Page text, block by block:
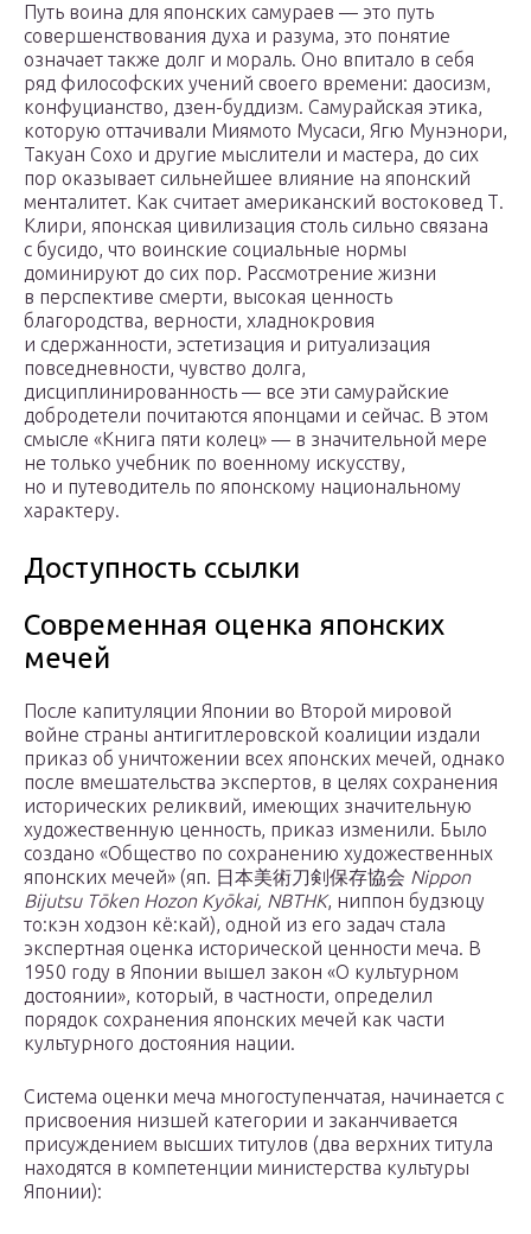
Путь воина для японских самураев — это путь
совершенствования духа и разума, это понятие
означает также долг и мораль. Оно впитало в себя
ряд философских учений своего времени: даосизм,
конфуцианство, дзен-буддизм. Самурайская этика,
которую оттачивали Миямото Мусаси, Ягю Мунэнори,
Такуан Сохо и другие мыслители и мастера, до сих
пор оказывает сильнейшее влияние на японский
менталитет. Как считает американский востоковед Т.
Клири, японская цивилизация столь сильно связана
с бусидо, что воинские социальные нормы
доминируют до сих пор. Рассмотрение жизни
в перспективе смерти, высокая ценность
благородства, верности, хладнокровия
и сдержанности, эстетизация и ритуализация
повседневности, чувство долга,
дисциплинированность — все эти самурайские
добродетели почитаются японцами и сейчас. В этом
смысле «Книга пяти колец» — в значительной мере
не только учебник по военному искусству,
но и путеводитель по японскому национальному
характеру.
Доступность ссылки
Современная оценка японских
мечей
После капитуляции Японии во Второй мировой
войне страны антигитлеровской коалиции издали
приказ об уничтожении всех японских мечей, однако
после вмешательства экспертов, в целях сохранения
исторических реликвий, имеющих значительную
художественную ценность, приказ изменили. Было
создано «Общество по сохранению художественных
японских мечей» (яп. 日本美術刀剣保存協会 Nippon
Bijutsu Tōken Hozon Kyōkai, NBTHK, ниппон будзюцу
то:кэн ходзон кё:кай), одной из его задач стала
экспертная оценка исторической ценности меча. В
1950 году в Японии вышел закон «О культурном
достоянии», который, в частности, определил
порядок сохранения японских мечей как части
культурного достояния нации.
Система оценки меча многоступенчатая, начинается с
присвоения низшей категории и заканчивается
присуждением высших титулов (два верхних титула
находятся в компетенции министерства культуры
Японии):